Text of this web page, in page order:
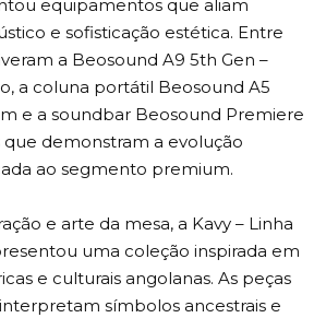
equipamentos que aliam
e sofisticação estética. Entre
a Beosound A9 5th Gen –
a coluna portátil Beosound A5
e a soundbar Beosound Premiere
que demonstram a evolução
ao segmento premium.
e arte da mesa, a Kavy – Linha
uma coleção inspirada em
e culturais angolanas. As peças
símbolos ancestrais e